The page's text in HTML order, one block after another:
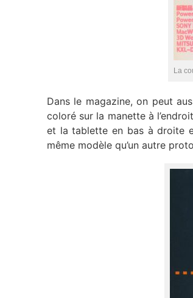
La
Dans le magazine, on peut
coloré sur la manette à
et la tablette en bas à droite
même modèle qu’un autre